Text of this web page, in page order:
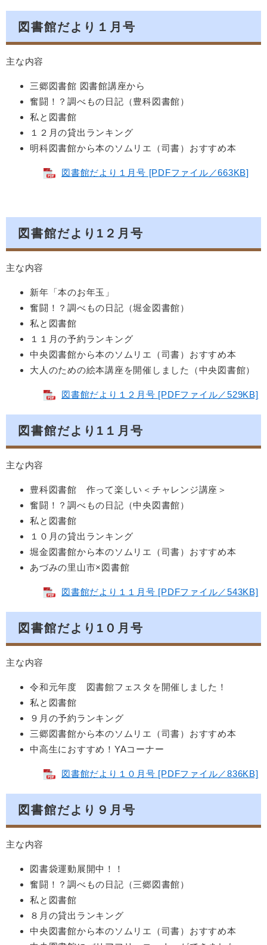
図書館だより１月号
主な内容
三郷図書館 図書館講座から
奮闘！？調べもの日記（豊科図書館）
私と図書館
１２月の貸出ランキング
明科図書館から本のソムリエ（司書）おすすめ本
図書館だより１月号 [PDFファイル／663KB]
図書館だより1２月号
主な内容
新年「本のお年玉」
奮闘！？調べもの日記（堀金図書館）
私と図書館
１１月の予約ランキング
中央図書館から本のソムリエ（司書）おすすめ本
大人のための絵本講座を開催しました（中央図書館）
図書館だより１２月号 [PDFファイル／529KB]
図書館だより1１月号
主な内容
豊科図書館 作って楽しい＜チャレンジ講座＞
奮闘！？調べもの日記（中央図書館）
私と図書館
１０月の貸出ランキング
堀金図書館から本のソムリエ（司書）おすすめ本
あづみの里山市×図書館
図書館だより１１月号 [PDFファイル／543KB]
図書館だより1０月号
主な内容
令和元年度 図書館フェスタを開催しました！
私と図書館
９月の予約ランキング
三郷図書館から本のソムリエ（司書）おすすめ本
中高生におすすめ！YAコーナー
図書館だより１０月号 [PDFファイル／836KB]
図書館だより９月号
主な内容
図書袋運動展開中！！
奮闘！？調べもの日記（三郷図書館）
私と図書館
８月の貸出ランキング
中央図書館から本のソムリエ（司書）おすすめ本